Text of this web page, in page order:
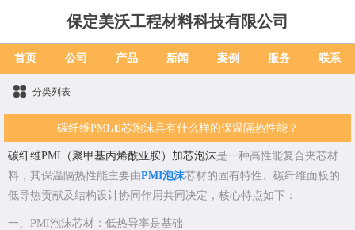
保定美沃工程材料科技有限公司
首页 公司 产品 新闻 案例 服务 联系
分类列表
碳纤维PMI加芯泡沫具有什么样的保温隔热性能？
碳纤维PMI（聚甲基丙烯酰亚胺）加芯泡沫是一种高性能复合夹芯材
料，其保温隔热性能主要由PMI泡沫芯材的固有特性、碳纤维面板的
低导热贡献及结构设计协同作用共同决定，核心特点如下：
一、PMI泡沫芯材：低热导率是基础